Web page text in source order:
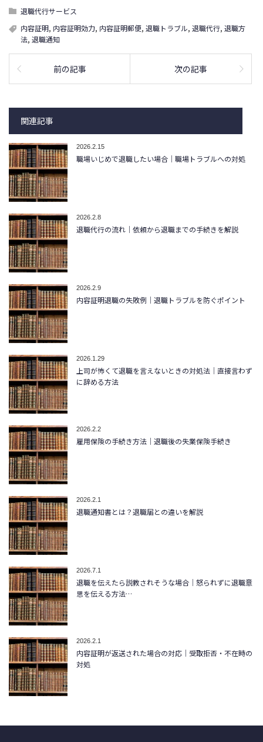
退職代行サービス
内容証明, 内容証明効力, 内容証明郵便, 退職トラブル, 退職代行, 退職方
法, 退職通知
前の記事 次の記事
関連記事
2026.2.15
職場いじめで退職したい場合｜職場トラブルへの対処
2026.2.8
退職代行の流れ｜依頼から退職までの手続きを解説
2026.2.9
内容証明退職の失敗例｜退職トラブルを防ぐポイント
2026.1.29
上司が怖くて退職を言えないときの対処法｜直接言わず
に辞める方法
2026.2.2
雇用保険の手続き方法｜退職後の失業保険手続き
2026.2.1
退職通知書とは？退職届との違いを解説
2026.7.1
退職を伝えたら説教されそうな場合｜怒られずに退職意
思を伝える方法…
2026.2.1
内容証明が返送された場合の対応｜受取拒否・不在時の
対処